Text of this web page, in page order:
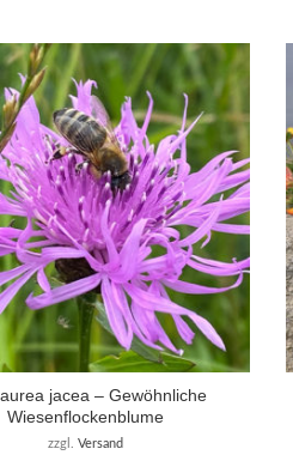
jacea – Gewöhnliche
Wiesenflockenblume
zzgl. Versand